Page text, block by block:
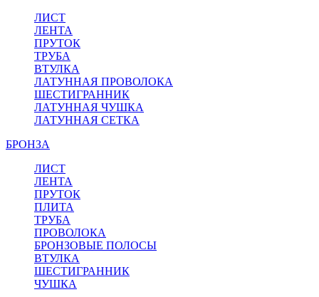
ЛИСТ
ЛЕНТА
ПРУТОК
ТРУБА
ВТУЛКА
ЛАТУННАЯ ПРОВОЛОКА
ШЕСТИГРАННИК
ЛАТУННАЯ ЧУШКА
ЛАТУННАЯ СЕТКА
БРОНЗА
ЛИСТ
ЛЕНТА
ПРУТОК
ПЛИТА
ТРУБА
ПРОВОЛОКА
БРОНЗОВЫЕ ПОЛОСЫ
ВТУЛКА
ШЕСТИГРАННИК
ЧУШКА